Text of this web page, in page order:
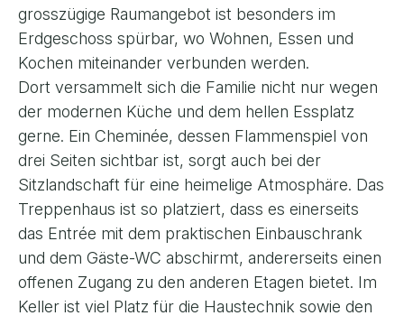
grosszügige Raumangebot ist besonders im
Erdgeschoss spürbar, wo Wohnen, Essen und
Kochen miteinander verbunden werden.
Dort versammelt sich die Familie nicht nur wegen
der modernen Küche und dem hellen Essplatz
gerne. Ein Cheminée, dessen Flammenspiel von
drei Seiten sichtbar ist, sorgt auch bei der
Sitzlandschaft für eine heimelige Atmosphäre. Das
Treppenhaus ist so platziert, dass es einerseits
das Entrée mit dem praktischen Einbauschrank
und dem Gäste-WC abschirmt, andererseits einen
offenen Zugang zu den anderen Etagen bietet. Im
Keller ist viel Platz für die Haustechnik sowie den